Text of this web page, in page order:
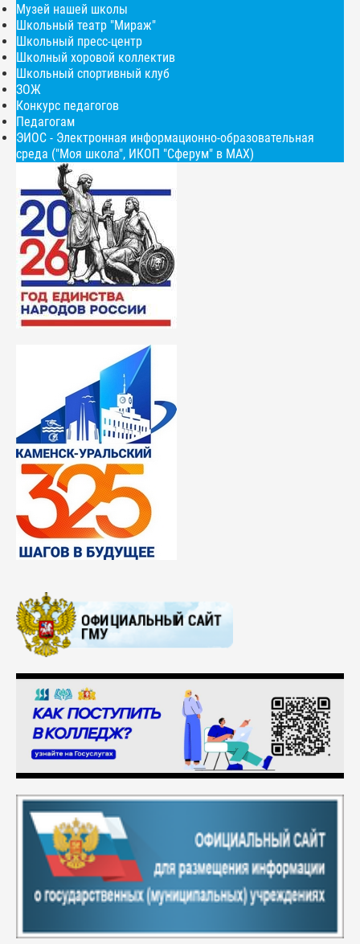
Музей нашей школы
Школьный театр "Мираж"
Школьный пресс-центр
Школный хоровой коллектив
Школьный спортивный клуб
ЗОЖ
Конкурс педагогов
Педагогам
ЭИОС - Электронная информационно-образовательная
среда ("Моя школа", ИКОП "Сферум" в МАХ)